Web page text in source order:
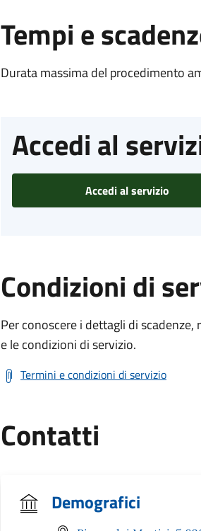
Tempi e
Durata massima del procedimento
Accedi al
Accedi al servizio
Condizioni di
Per conoscere i dettagli di
e le condizioni di servizio.
Termini e condizioni di servizio
Contatti
Demografici